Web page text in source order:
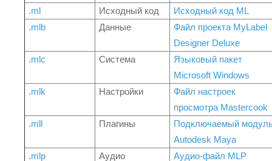
.ml
Исходный код
Исходный код ML
.mlb
Данные
Файл проекта MyLabel
Designer Deluxe
.mlc
Система
Языковый пакет
Microsoft Windows
.mlk
Настройки
Файл настроек
просмотра Mastercook
.mll
Плагины
Подключаемый
Autodesk Maya
.mlp
Аудио Аудио-файл MLP